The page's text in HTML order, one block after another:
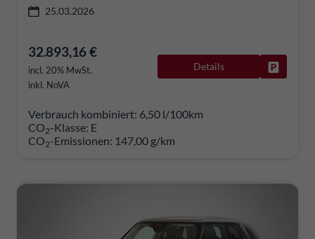
25.03.2026
32.893,16 €
incl. 20% MwSt.
inkl. NoVA
Details
Verbrauch kombiniert: 6,50 l/100km
CO2-Klasse: E
CO2-Emissionen: 147,00 g/km